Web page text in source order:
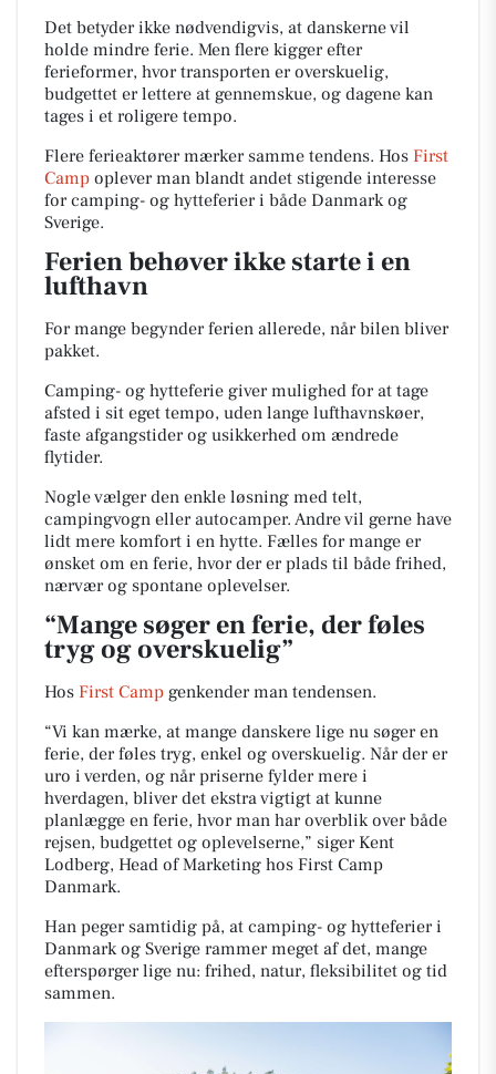
Det betyder ikke nødvendigvis, at danskerne vil
holde mindre ferie. Men flere kigger efter
ferieformer, hvor transporten er overskuelig,
budgettet er lettere at gennemskue, og dagene kan
tages i et roligere tempo.
Flere ferieaktører mærker samme tendens. Hos First
Camp oplever man blandt andet stigende interesse
for camping- og hytteferier i både Danmark og
Sverige.
Ferien behøver ikke starte i en
lufthavn
For mange begynder ferien allerede, når bilen bliver
pakket.
Camping- og hytteferie giver mulighed for at tage
afsted i sit eget tempo, uden lange lufthavnskøer,
faste afgangstider og usikkerhed om ændrede
flytider.
Nogle vælger den enkle løsning med telt,
campingvogn eller autocamper. Andre vil gerne have
lidt mere komfort i en hytte. Fælles for mange er
ønsket om en ferie, hvor der er plads til både frihed,
nærvær og spontane oplevelser.
“Mange søger en ferie, der føles
tryg og overskuelig”
Hos First Camp genkender man tendensen.
“Vi kan mærke, at mange danskere lige nu søger en
ferie, der føles tryg, enkel og overskuelig. Når der er
uro i verden, og når priserne fylder mere i
hverdagen, bliver det ekstra vigtigt at kunne
planlægge en ferie, hvor man har overblik over både
rejsen, budgettet og oplevelserne,” siger Kent
Lodberg, Head of Marketing hos First Camp
Danmark.
Han peger samtidig på, at camping- og hytteferier i
Danmark og Sverige rammer meget af det, mange
efterspørger lige nu: frihed, natur, fleksibilitet og tid
sammen.